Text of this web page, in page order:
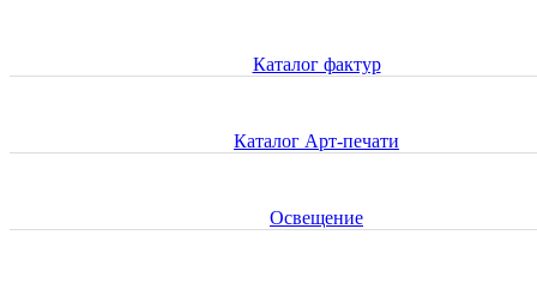
Каталог фактур
Каталог Арт-печати
Освещение